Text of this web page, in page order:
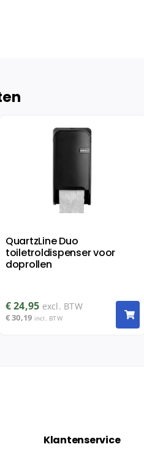
QuartzLine Duo
toiletroldispenser voor
doprollen
€24,95 excl. BTW
€30,19 incl. BTW
Klantenservice